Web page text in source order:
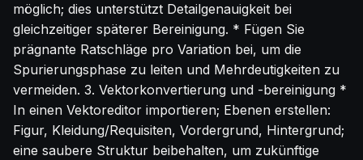
möglich; dies unterstützt Detailgenauigkeit bei
gleichzeitiger späterer Bereinigung. * Fügen Sie
prägnante Ratschläge pro Variation bei, um die
Spurierungsphase zu leiten und Mehrdeutigkeiten zu
vermeiden. 3. Vektorkonvertierung und -bereinigung *
In einen Vektoreditor importieren; Ebenen erstellen:
Figur, Kleidung/Requisiten, Vordergrund, Hintergrund;
eine saubere Struktur beibehalten, um zukünftige